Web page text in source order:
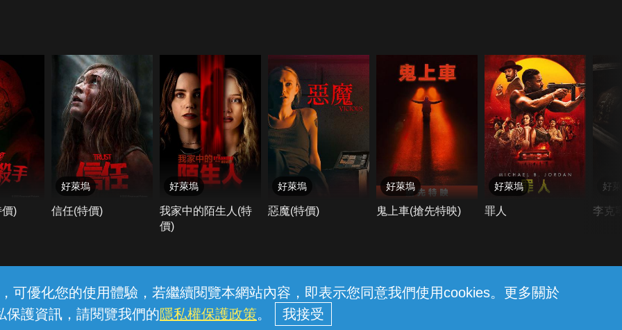
可優化您的使用體驗，若繼續閱覽本網站內容，即表示您同意我們使用cookies。更多關於
保護資訊，請閱覽我們的隱私權保護政策。
)
好萊塢
信任(特價)
好萊塢
我家中的陌生人(特
價)
好萊塢
惡魔(特價)
好萊塢
鬼上車(搶先特映)
好萊塢
罪人
好
李克
客服與支援 服務條款 隱私權保護
電信股份有限公司個人家庭分公司 (統一編號：96979949) © 2026